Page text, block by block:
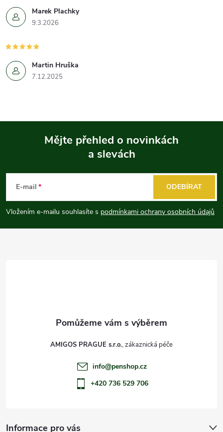
Marek Plachky
9.3.2026
Martin Hruška
7.12.2025
p
a
Mějte přehled o novinkách
a slevách
E-mail
Vložením e-mailu souhlasíte s podmínkami ochrany osobních údajů
ODEBÍRAT
Informace pro vás
AMIGOS PRAGUE s.r.o.
info@penshop.cz
+420 736 529 706